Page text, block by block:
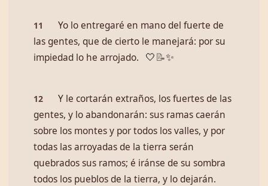
11
Yo lo entregaré en mano del fuerte de
las gentes, que de cierto le manejará: por su
impiedad lo he arrojado.
🤍 📝✨
12
Y le cortarán extraños, los fuertes de las
gentes, y lo abandonarán: sus ramas caerán
sobre los montes y por todos los valles, y por
todas las arroyadas de la tierra serán
quebrados sus ramos; é iránse de su sombra
todos los pueblos de la tierra, y lo dejarán.